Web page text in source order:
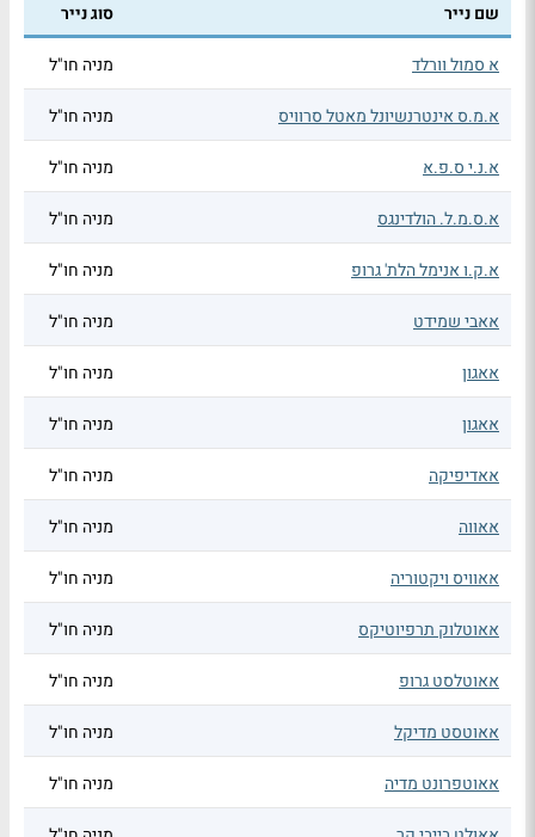
שם נייר סוג נייר
א סמול וורלד מניה חו"ל
א.מ.ס אינטרנשיונל מאטל סרוויס מניה חו"ל
א.נ.י ס.פ.א מניה חו"ל
א.ס.מ.ל. הולדינגס מניה חו"ל
א.ק.ו אנימל הלת' גרופ מניה חו"ל
אאבי שמידט מניה חו"ל
אאגון מניה חו"ל
אאגון מניה חו"ל
אאדיפיקה מניה חו"ל
אאווה מניה חו"ל
אאוויס ויקטוריה מניה חו"ל
אאוטלוק תרפיוטיקס מניה חו"ל
אאוטלסט גרופ מניה חו"ל
אאוטסט מדיקל מניה חו"ל
אאוטפרונט מדיה מניה חו"ל